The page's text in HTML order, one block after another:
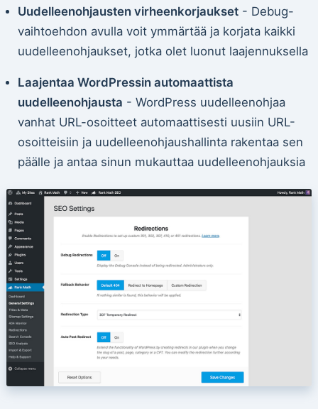
Uudelleenohjausten virheenkorjaukset- Debug-
vaihtoehdon avulla voit ymmärtää ja korjata kaikki
uudelleenohjaukset, jotka olet luonut laajennuksella
Laajentaa WordPressin automaattista
uudelleenohjausta - WordPress uudelleenohjaa
vanhat URL-osoitteet automaattisesti uusiin URL-
osoitteisiin ja uudelleenohjaushallinta rakentaa sen
päälle ja antaa sinun mukauttaa uudelleenohjauksia